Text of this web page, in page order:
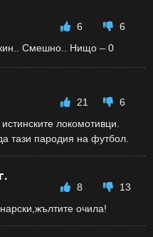
6
6
Смешно.. Нищо – 0
21
6
локомотивци.
тази пародия на футбол.
8
13
очила!